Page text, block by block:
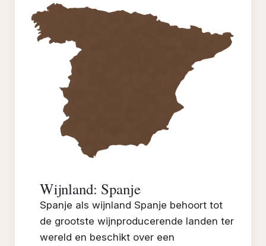
Wijnland: Spanje
Spanje als wijnland Spanje behoort tot
de grootste wijnproducerende landen ter
wereld en beschikt over een